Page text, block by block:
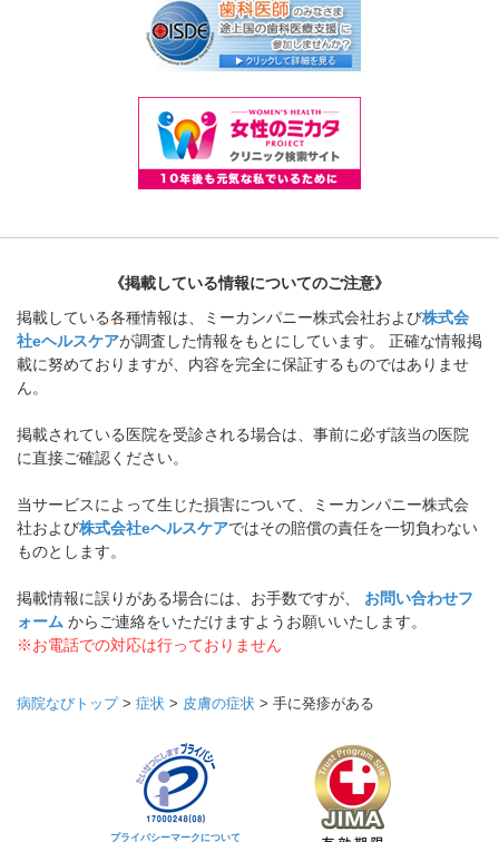
《掲載している情報についてのご注意》
掲載している各種情報は、ミーカンパニー株式会社および株式会
社eヘルスケアが調査した情報をもとにしています。 正確な情報掲
載に努めておりますが、内容を完全に保証するものではありませ
ん。
掲載されている医院を受診される場合は、事前に必ず該当の医院
に直接ご確認ください。
当サービスによって生じた損害について、ミーカンパニー株式会
社および株式会社eヘルスケアではその賠償の責任を一切負わない
ものとします。
掲載情報に誤りがある場合には、お手数ですが、 お問い合わせフ
ォーム からご連絡をいただけますようお願いいたします。
※お電話での対応は行っておりません
病院なびトップ> 症状 > 皮膚の症状 > 手に発疹がある
プライバシーマークについて